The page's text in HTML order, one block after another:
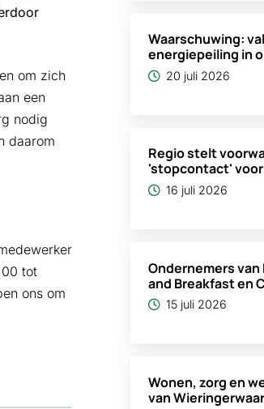
om zich
een
nodig
daarom
tot
ons om
Waarschuwing:
energiepeiling in
20 juli 2026
Regio stelt
'stopcontact'
16 juli 2026
Ondernemers van
and Breakfast en
15 juli 2026
Wonen, zorg en
van